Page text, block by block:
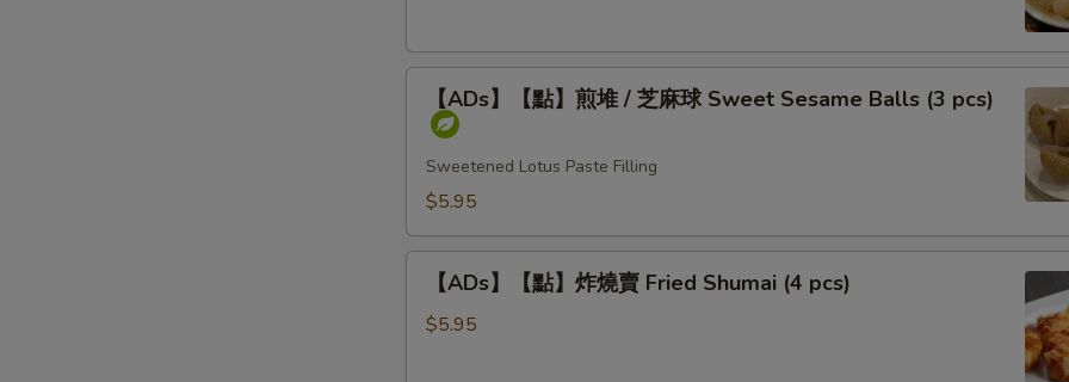
叶
Steamed
Beef
Tripe
【ADs】
【點】
麻
Sweet
Sesame
【ADs】【點】煎堆 / 芝麻球 Sweet Sesame Balls (3 pcs)
Sweetened Lotus Paste Filling
$5.95
【ADs】
【點】【ADs】【點】炸燒賣 Fried Shumai (4 pcs)
$5.95